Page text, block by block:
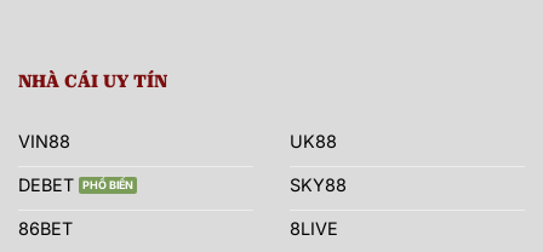
NHÀ CÁI UY TÍN
VIN88
DEBET
86BET
UK88
SKY88
8LIVE